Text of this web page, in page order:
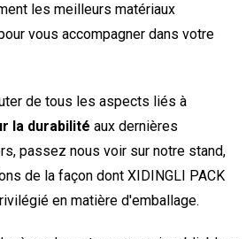
les meilleurs matériaux
vous accompagner dans votre
de tous les aspects liés à
la durabilité aux dernières
passez nous voir sur notre stand,
de la façon dont XIDINGLI PACK
en matière d'emballage.